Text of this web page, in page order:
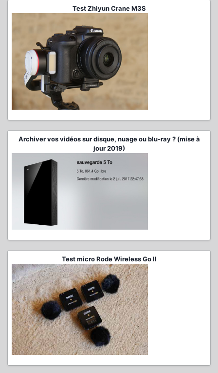
Test Zhiyun Crane M3S
Archiver vos vidéos sur disque, nuage ou blu-ray ? (mise à
jour 2019)
Test micro Rode Wireless Go II